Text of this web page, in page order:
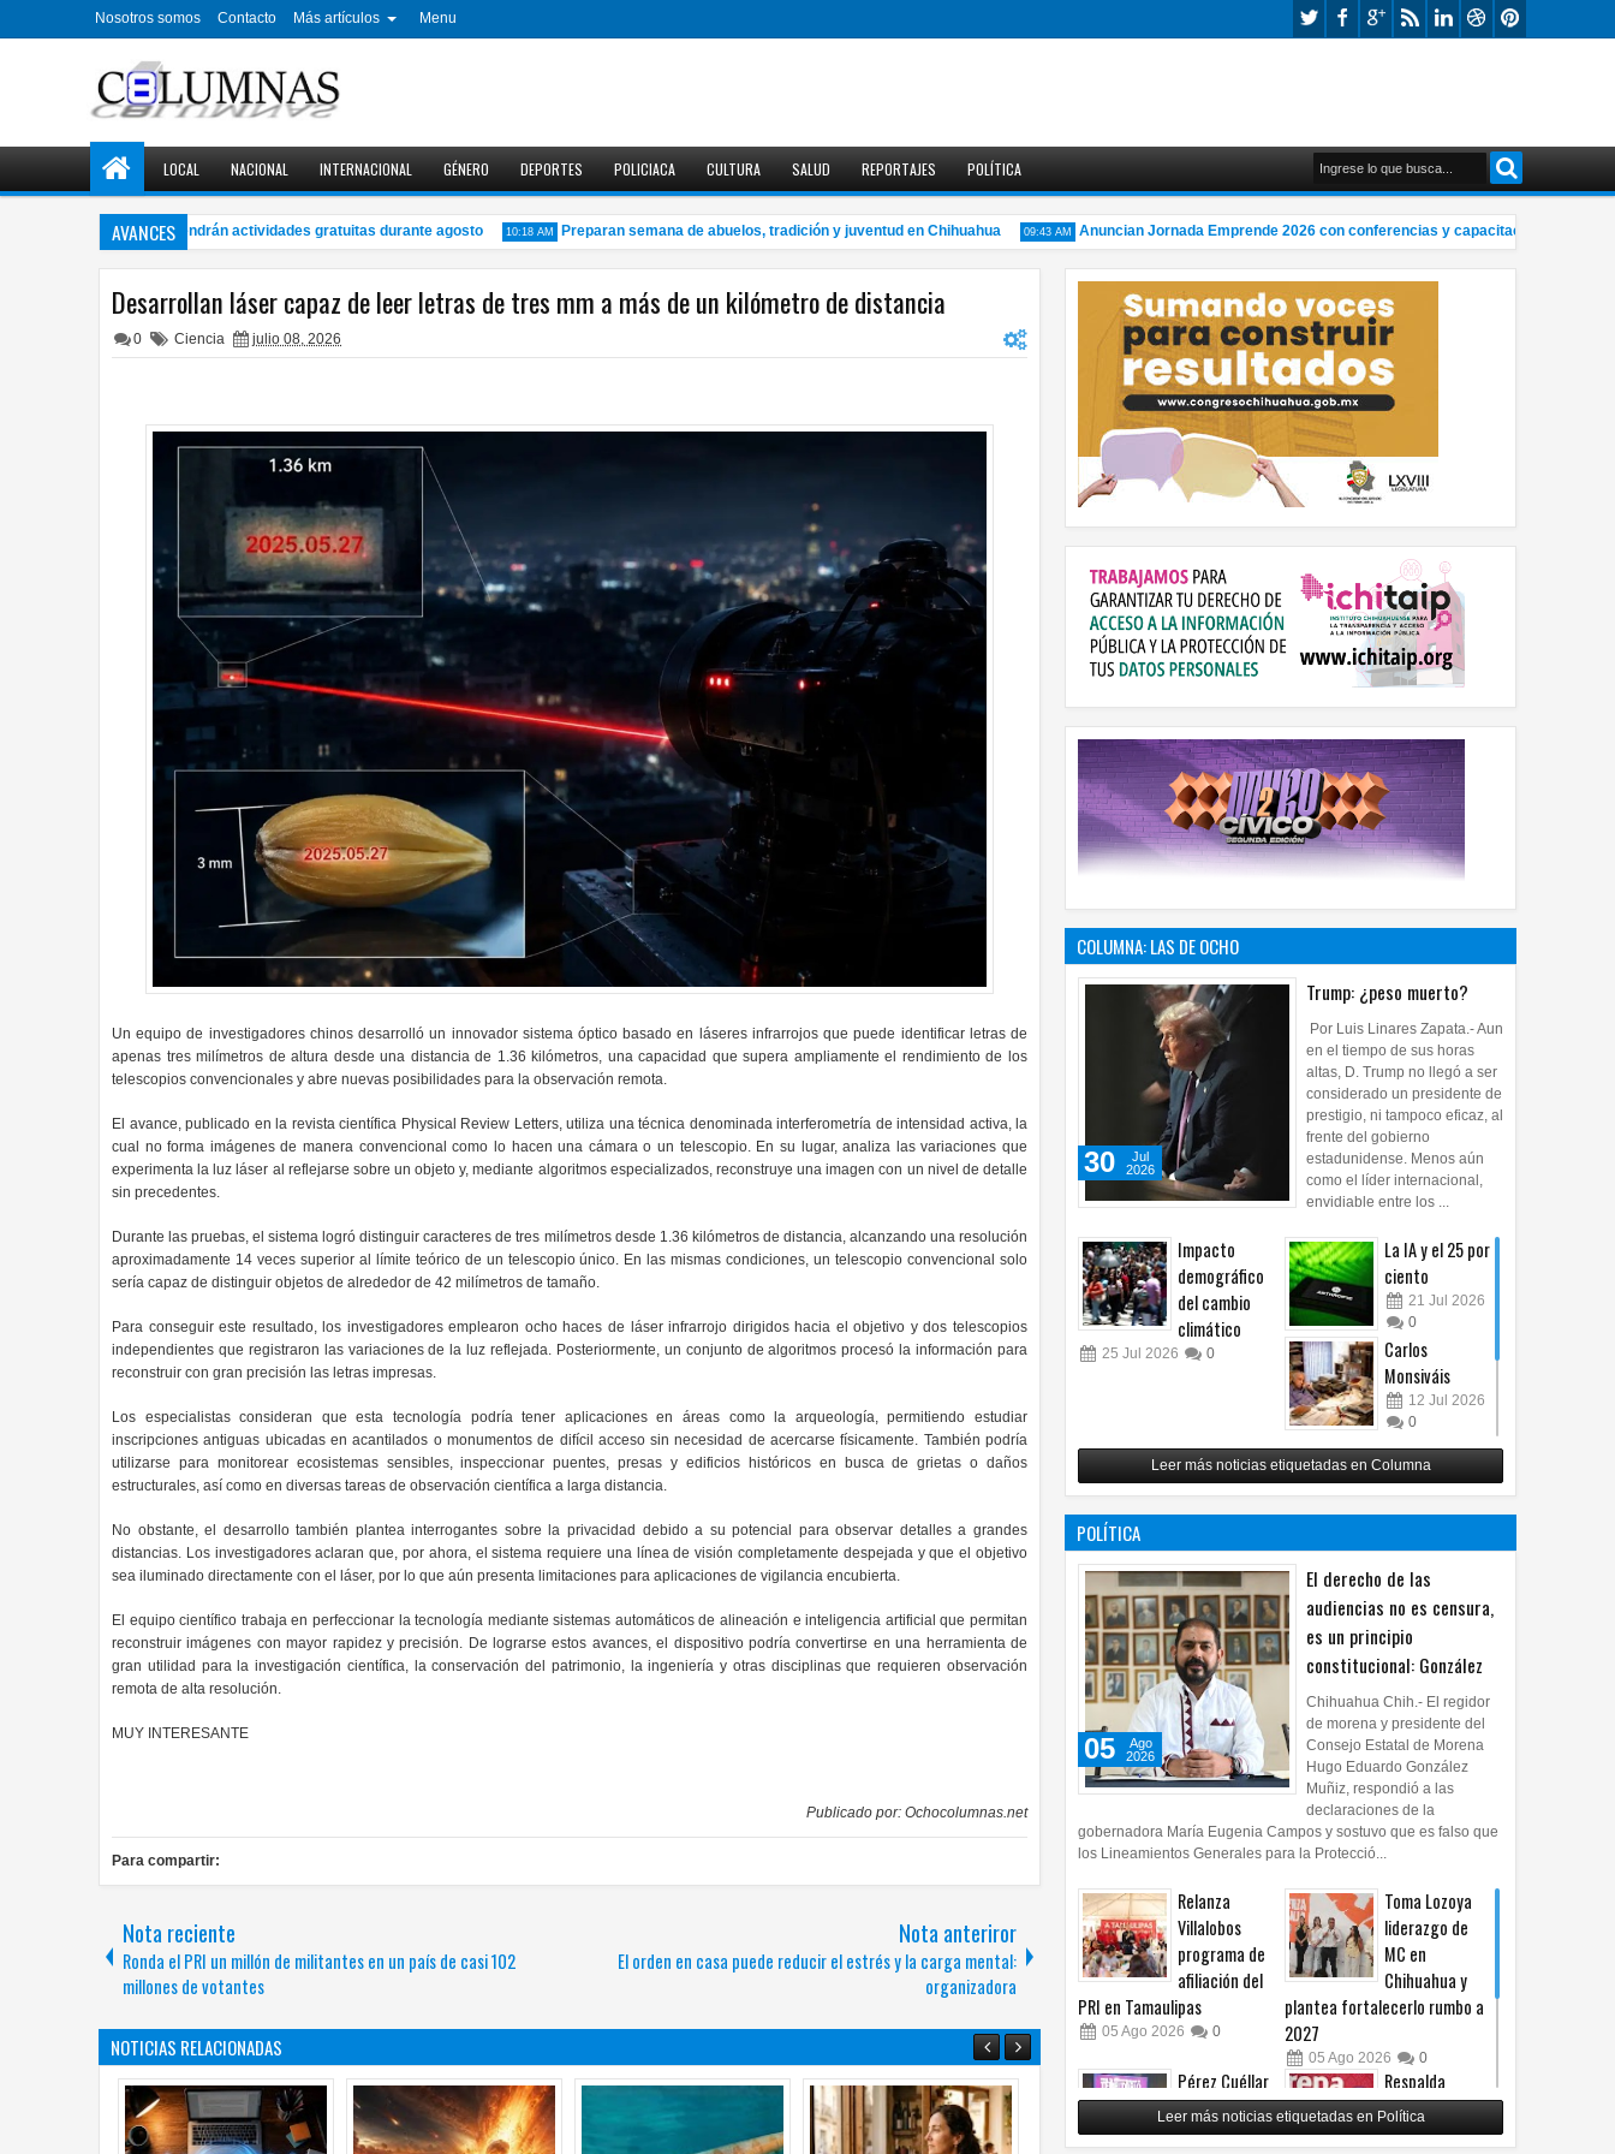
Nosotros somos Contacto Más artículos Menu
LOCAL NACIONAL INTERNACIONAL GÉNERO DEPORTES POLICIACA CULTURA SALUD REPORTAJES POLÍTICA
AVANCES
de Chihuahua tendrán actividades gratuitas durante agosto 10:18 AM Preparan semana de abuelos, tradición y juventud en Chihuahua 09:43 AM Anuncian Jornada Emprende 2026 con conferencias y capacitación
Desarrollan láser capaz de leer letras de tres mm a más de un kilómetro de distancia
0 Ciencia julio 08, 2026
Un equipo de investigadores chinos desarrolló un innovador sistema óptico basado en láseres infrarrojos que puede identificar letras de
apenas tres milímetros de altura desde una distancia de 1.36 kilómetros, una capacidad que supera ampliamente el rendimiento de los
telescopios convencionales y abre nuevas posibilidades para la observación remota.
El avance, publicado en la revista científica Physical Review Letters, utiliza una técnica denominada interferometría de intensidad activa, la
cual no forma imágenes de manera convencional como lo hacen una cámara o un telescopio. En su lugar, analiza las variaciones que
experimenta la luz láser al reflejarse sobre un objeto y, mediante algoritmos especializados, reconstruye una imagen con un nivel de detalle
sin precedentes.
Durante las pruebas, el sistema logró distinguir caracteres de tres milímetros desde 1.36 kilómetros de distancia, alcanzando una resolución
aproximadamente 14 veces superior al límite teórico de un telescopio único. En las mismas condiciones, un telescopio convencional solo
sería capaz de distinguir objetos de alrededor de 42 milímetros de tamaño.
Para conseguir este resultado, los investigadores emplearon ocho haces de láser infrarrojo dirigidos hacia el objetivo y dos telescopios
independientes que registraron las variaciones de la luz reflejada. Posteriormente, un conjunto de algoritmos procesó la información para
reconstruir con gran precisión las letras impresas.
Los especialistas consideran que esta tecnología podría tener aplicaciones en áreas como la arqueología, permitiendo estudiar
inscripciones antiguas ubicadas en acantilados o monumentos de difícil acceso sin necesidad de acercarse físicamente. También podría
utilizarse para monitorear ecosistemas sensibles, inspeccionar puentes, presas y edificios históricos en busca de grietas o daños
estructurales, así como en diversas tareas de observación científica a larga distancia.
No obstante, el desarrollo también plantea interrogantes sobre la privacidad debido a su potencial para observar detalles a grandes
distancias. Los investigadores aclaran que, por ahora, el sistema requiere una línea de visión completamente despejada y que el objetivo
sea iluminado directamente con el láser, por lo que aún presenta limitaciones para aplicaciones de vigilancia encubierta.
El equipo científico trabaja en perfeccionar la tecnología mediante sistemas automáticos de alineación e inteligencia artificial que permitan
reconstruir imágenes con mayor rapidez y precisión. De lograrse estos avances, el dispositivo podría convertirse en una herramienta de
gran utilidad para la investigación científica, la conservación del patrimonio, la ingeniería y otras disciplinas que requieren observación
remota de alta resolución.
MUY INTERESANTE
Publicado por: Ochocolumnas.net
Para compartir:
Nota reciente
Ronda el PRI un millón de militantes en un país de casi 102
millones de votantes
Nota anteriror
El orden en casa puede reducir el estrés y la carga mental:
organizadora
NOTICIAS RELACIONADAS
COLUMNA: LAS DE OCHO
Trump: ¿peso muerto?
30
Jul
2026
Por Luis Linares Zapata.- Aun
en el tiempo de sus horas
altas, D. Trump no llegó a ser
considerado un presidente de
prestigio, ni tampoco eficaz, al
frente del gobierno
estadunidense. Menos aún
como el líder internacional,
envidiable entre los ...
Impacto
demográfico
del cambio
climático
25 Jul 2026 0
La IA y el 25 por
ciento
21 Jul 2026
0
Carlos
Monsiváis
12 Jul 2026
0
Revuelo en la
inteligencia
artificial
0
Leer más noticias etiquetadas en Columna
POLÍTICA
El derecho de las
audiencias no es censura,
es un principio
constitucional: González
05
Ago
2026
Chihuahua Chih.- El regidor
de morena y presidente del
Consejo Estatal de Morena
Hugo Eduardo González
Muñiz, respondió a las
declaraciones de la
gobernadora María Eugenia Campos y sostuvo que es falso que
los Lineamientos Generales para la Protecció...
Relanza
Villalobos
programa de
afiliación del
PRI en Tamaulipas
05 Ago 2026 0
Toma Lozoya
liderazgo de
MC en
Chihuahua y
plantea fortalecerlo rumbo a
2027
05 Ago 2026 0
Pérez Cuéllar
asegura que
denuncia en su
Respalda
Morena
Chihuahua
Leer más noticias etiquetadas en Política